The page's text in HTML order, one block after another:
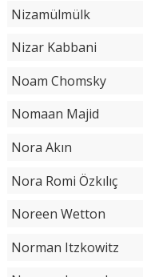
Nizamülmülk
Nizar Kabbani
Noam Chomsky
Nomaan Majid
Nora Akın
Nora Romi Özkılıç
Noreen Wetton
Norman Itzkowitz